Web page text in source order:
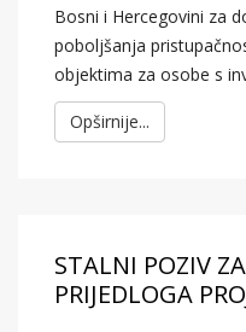
Bosni i Hercegovini za
poboljšanja
objektima za osobe s
Opširnije...
STALNI POZIV
PRIJEDLOGA